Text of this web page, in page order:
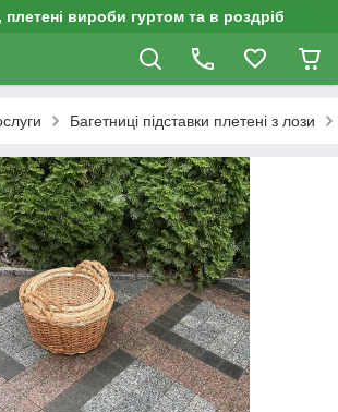
плетені вироби гуртом та в роздріб
Багетниці підставки плетені з лози